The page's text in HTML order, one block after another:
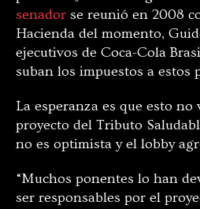
senador se reunió en 2008
Hacienda del momento,
ejecutivos de Coca-Cola
suban los impuestos a estos
La esperanza es que esto
proyecto del Tributo
no es optimista y el lobby
“Muchos ponentes lo han
ser responsables por el